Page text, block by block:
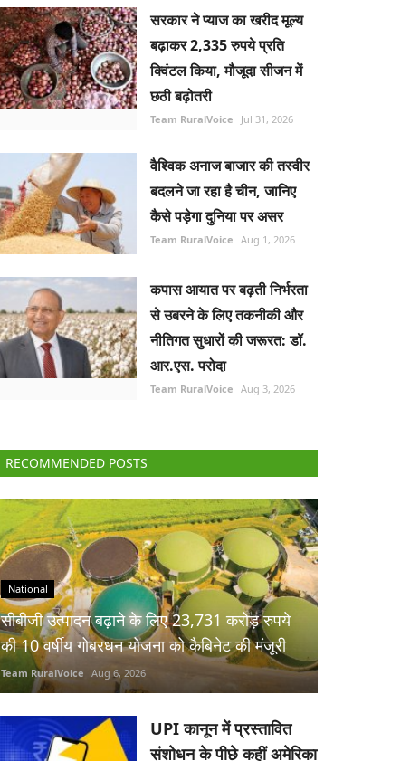
सरकार ने प्याज का खरीद मूल्य
बढ़ाकर 2,335 रुपये प्रति
क्विंटल किया, मौजूदा सीजन में
छठी बढ़ोतरी
Team RuralVoice Jul 31, 2026
वैश्विक अनाज बाजार की तस्वीर
बदलने जा रहा है चीन, जानिए
कैसे पड़ेगा दुनिया पर असर
Team RuralVoice Aug 1, 2026
कपास आयात पर बढ़ती निर्भरता
से उबरने के लिए तकनीकी और
नीतिगत सुधारों की जरूरत: डॉ.
आर.एस. परोदा
Team RuralVoice Aug 3, 2026
RECOMMENDED POSTS
National
सीबीजी उत्पादन बढ़ाने के लिए 23,731 करोड़ रुपये
की 10 वर्षीय गोबरधन योजना को कैबिनेट की मंजूरी
Team RuralVoice Aug 6, 2026
UPI कानून में प्रस्तावित
संशोधन के पीछे कहीं अमेरिका